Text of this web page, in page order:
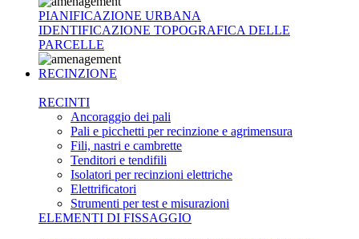
PIANIFICAZIONE URBANA
IDENTIFICAZIONE TOPOGRAFICA DELLE
PARCELLE
RECINZIONE
RECINTI
Ancoraggio dei pali
Pali e picchetti per recinzione e agrimensura
Fili, nastri e cambrette
Tenditori e tendifili
Isolatori per recinzioni elettriche
Elettrificatori
Strumenti per test e misurazioni
ELEMENTI DI FISSAGGIO